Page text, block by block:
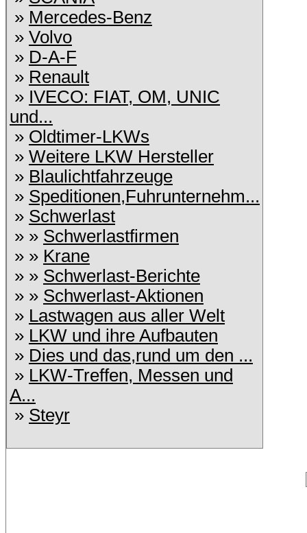
» Mercedes-Benz
» Volvo
» D-A-F
» Renault
» IVECO: FIAT, OM, UNIC
und...
» Oldtimer-LKWs
» Weitere LKW Hersteller
» Blaulichtfahrzeuge
» Speditionen,Fuhrunternehm...
» Schwerlast
» » Schwerlastfirmen
» » Krane
» » Schwerlast-Berichte
» » Schwerlast-Aktionen
» Lastwagen aus aller Welt
» LKW und ihre Aufbauten
» Dies und das,rund um den ...
» LKW-Treffen, Messen und
A...
» Steyr